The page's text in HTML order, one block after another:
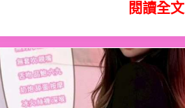
閱讀全文